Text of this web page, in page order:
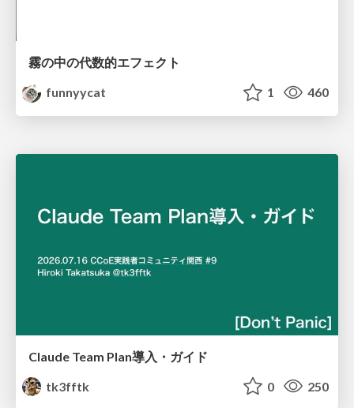
霧の中の代数的エフェクト
funnyycat
1 460
Claude Team Plan導入・ガイド
tk3fftk
0 250